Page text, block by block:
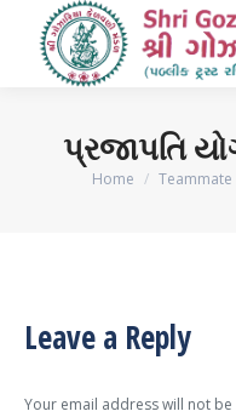
પ્રજાપતિ
You are here:
Home Teammate
Leave a Reply
Your email address will not